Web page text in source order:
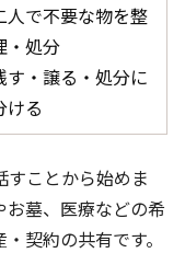
人で不要な物を整
・処分
す・譲る・処分に
ける
すことから始めま
お墓、医療などの希
契約の共有です。